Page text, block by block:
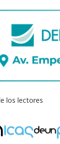
los lectores